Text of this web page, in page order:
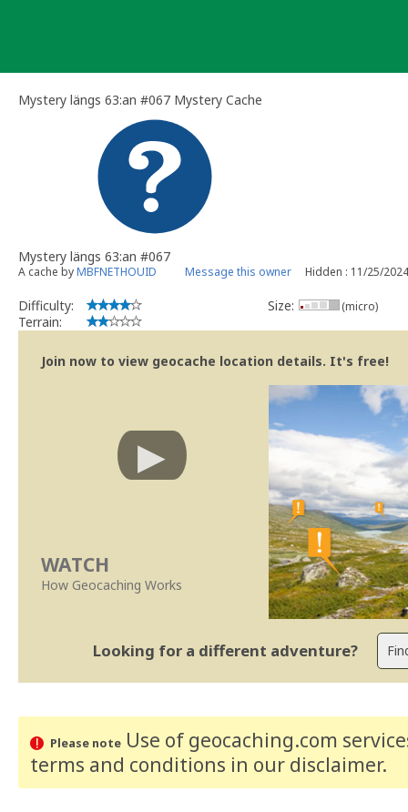
Mystery längs 63:an #067 Mystery Cache
Mystery längs 63:an #067
A cache byMBFNETHOUID Message this owner Hidden : 11/25/2024
Difficulty:
Terrain:
Size: (micro)
Join now to view geocache location details. It's free!
WATCH
How Geocaching Works
Looking for a different adventure?
Please noteUse of geocaching.com
terms and conditions in our disclaimer.